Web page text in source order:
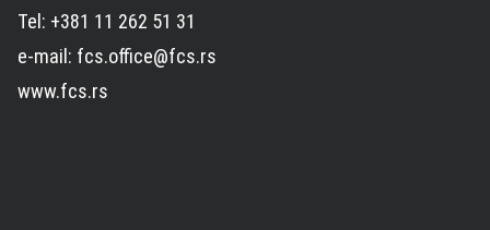
Tel: +381 11 262 51 31
e-mail: fcs.office@fcs.rs
www.fcs.rs